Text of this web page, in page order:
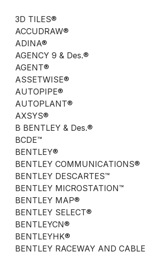
3D TILES®
ACCUDRAW®
ADINA®
AGENCY 9 & Des.®
AGENT®
ASSETWISE®
AUTOPIPE®
AUTOPLANT®
AXSYS®
B BENTLEY & Des.®
BCDE™
BENTLEY®
BENTLEY COMMUNICATIONS®
BENTLEY DESCARTES™
BENTLEY MICROSTATION™
BENTLEY MAP®
BENTLEY SELECT®
BENTLEYCN®
BENTLEYHK®
BENTLEY RACEWAY AND CABLE